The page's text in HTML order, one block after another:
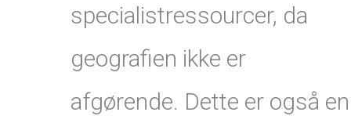
specialistressourcer, da
geografien ikke er
afgørende. Dette er også en